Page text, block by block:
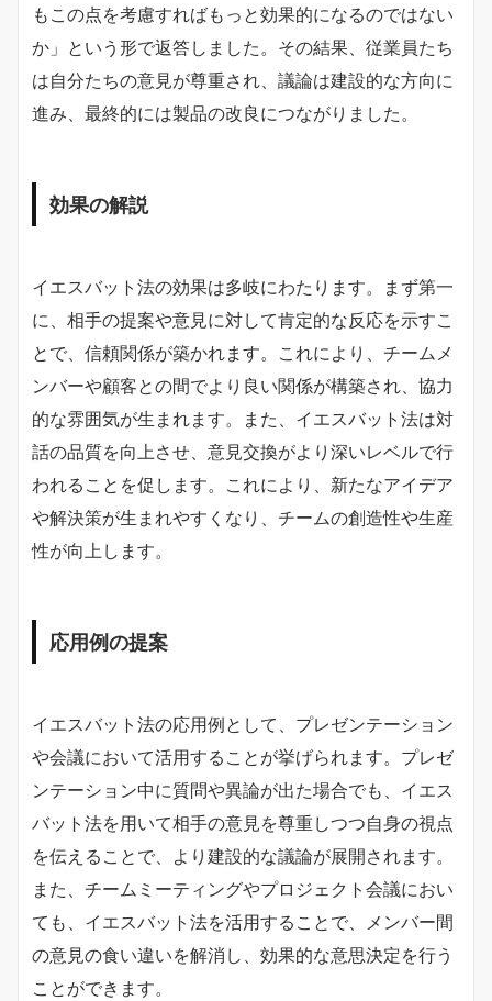
もこの点を考慮すればもっと効果的になるのではない
か」という形で返答しました。その結果、従業員たち
は自分たちの意見が尊重され、議論は建設的な方向に
進み、最終的には製品の改良につながりました。
効果の解説
イエスバット法の効果は多岐にわたります。まず第一
に、相手の提案や意見に対して肯定的な反応を示すこ
とで、信頼関係が築かれます。これにより、チームメ
ンバーや顧客との間でより良い関係が構築され、協力
的な雰囲気が生まれます。また、イエスバット法は対
話の品質を向上させ、意見交換がより深いレベルで行
われることを促します。これにより、新たなアイデア
や解決策が生まれやすくなり、チームの創造性や生産
性が向上します。
応用例の提案
イエスバット法の応用例として、プレゼンテーション
や会議において活用することが挙げられます。プレゼ
ンテーション中に質問や異論が出た場合でも、イエス
バット法を用いて相手の意見を尊重しつつ自身の視点
を伝えることで、より建設的な議論が展開されます。
また、チームミーティングやプロジェクト会議におい
ても、イエスバット法を活用することで、メンバー間
の意見の食い違いを解消し、効果的な意思決定を行う
ことができます。